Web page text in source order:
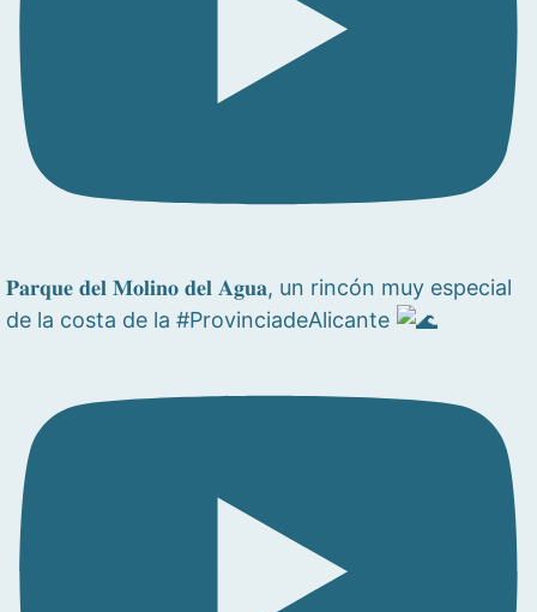
𝐏𝐚𝐫𝐪𝐮𝐞 𝐝𝐞𝐥 𝐌𝐨𝐥𝐢𝐧𝐨 𝐝𝐞𝐥 𝐀𝐠𝐮𝐚, un rincón muy especial
de la costa de la #ProvinciadeAlicante